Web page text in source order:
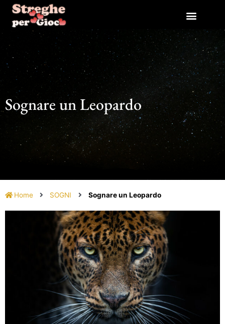
contenuto
Sognare un Leopardo
Home SOGNI Sognare un Leopardo